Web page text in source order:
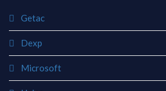
Getac
Dexp
Microsoft